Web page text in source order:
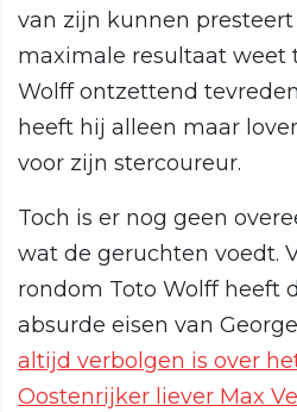
van zijn kunnen
maximale resultaat weet
Wolff ontzettend
heeft hij alleen maar
voor zijn stercoureur.
Toch is er nog geen
wat de geruchten voedt.
rondom Toto Wolff heeft
absurde eisen van
altijd verbolgen is over
Oostenrijker liever Max